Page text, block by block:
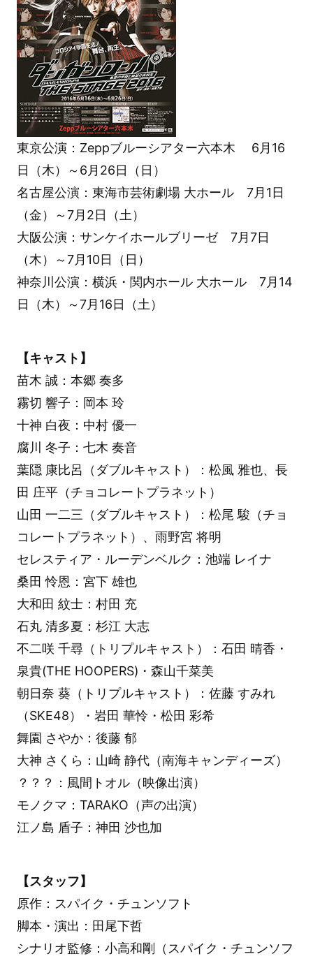
東京公演：Zeppブルーシアター六本木 6月16
日（木）～6月26日（日）
名古屋公演：東海市芸術劇場 大ホール 7月1日
（金）～7月2日（土）
大阪公演：サンケイホールブリーゼ 7月7日
（木）～7月10日（日）
神奈川公演：横浜・関内ホール 大ホール 7月14
日（木）～7月16日（土）
【キャスト】
苗木 誠：本郷 奏多
霧切 響子：岡本 玲
十神 白夜：中村 優一
腐川 冬子：七木 奏音
葉隠 康比呂（ダブルキャスト）：松風 雅也、長
田 庄平（チョコレートプラネット）
山田 一二三（ダブルキャスト）：松尾 駿（チョ
コレートプラネット）、雨野宮 将明
セレスティア・ルーデンベルク：池端 レイナ
桑田 怜恩：宮下 雄也
大和田 紋士：村田 充
石丸 清多夏：杉江 大志
不二咲 千尋（トリプルキャスト）：石田 晴香・
泉貴(THE HOOPERS)・森山千菜美
朝日奈 葵（トリプルキャスト）：佐藤 すみれ
（SKE48）・岩田 華怜・松田 彩希
舞園 さやか：後藤 郁
大神 さくら：山崎 静代（南海キャンディーズ）
？？？：風間トオル（映像出演）
モノクマ：TARAKO（声の出演）
江ノ島 盾子：神田 沙也加
【スタッフ】
原作：スパイク・チュンソフト
脚本・演出：田尾下哲
シナリオ監修：小高和剛（スパイク・チュンソフ